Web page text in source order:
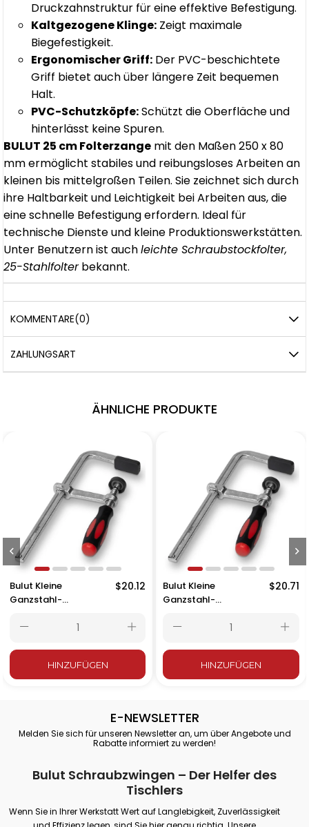
Druckzahnstruktur für eine effektive Befestigung.
Kaltgezogene Klinge: Zeigt maximale
Biegefestigkeit.
Ergonomischer Griff: Der PVC-beschichtete
Griff bietet auch über längere Zeit bequemen
Halt.
PVC-Schutzköpfe:Schützt die Oberfläche und
hinterlässt keine Spuren.
BULUT 25 cm Folterzange mit den Maßen 250 x 80
mm ermöglicht stabiles und reibungsloses Arbeiten an
kleinen bis mittelgroßen Teilen. Sie zeichnet sich durch
ihre Haltbarkeit und Leichtigkeit bei Arbeiten aus, die
eine schnelle Befestigung erfordern. Ideal für
technische Dienste und kleine Produktionswerkstätten.
Unter Benutzern ist auchleichte Schraubstockfolter,
25-Stahlfolterbekannt.
KOMMENTARE(0)
ZAHLUNGSART
ÄHNLICHE PRODUKTE
Kleine
160x80 mm
$20.12
HINZUFÜGEN
Bulut Kleine
Ganzstahl-
– 200x80 mm
$20.71
HINZUFÜGEN
E-NEWSLETTER
Melden Sie sich für unseren Newsletter an, um über Angebote und
Rabatte informiert zu werden!
Bulut Schraubzwingen – Der Helfer des
Tischlers
Wenn Sie in Ihrer Werkstatt Wert auf Langlebigkeit, Zuverlässigkeit